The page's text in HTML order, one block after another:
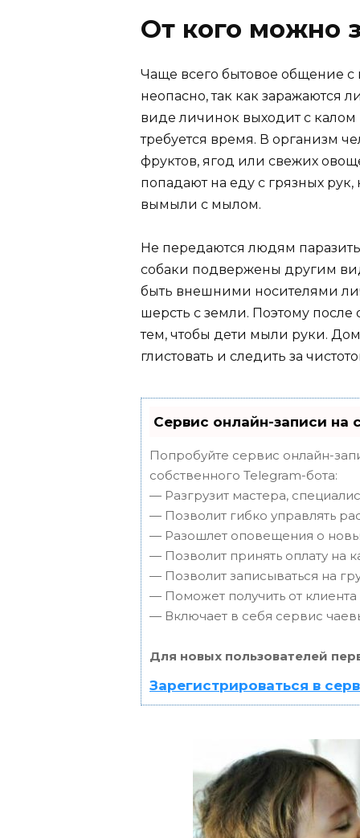
От кого можно
Чаще всего бытовое общение с
неопасно, так как заражаются
виде личинок выходит с
требуется время. В организм
фруктов, ягод или свежих
попадают на еду с грязных
вымыли с мылом.
Не передаются людям
собаки подвержены другим
быть внешними носителями
шерсть с земли. Поэтому
тем, чтобы дети мыли руки.
глистовать и следить за
Сервис онлайн-записи на
Попробуйте сервис онлайн-
собственного Telegram-бота:
— Разгрузит мастера,
— Позволит гибко управлять
— Разошлет оповещения о
— Позволит принять оплату на
— Позволит записываться на
— Поможет получить от
— Включает в себя сервис
Для новых пользователей
Зарегистрироваться в